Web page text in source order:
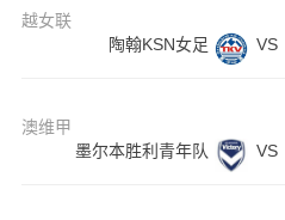
越女联
陶翰KSN女足
VS
澳维甲
墨尔本胜利青年队
VS